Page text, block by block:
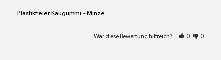
Plastikfreier Kaugummi Minze
War diese Bewertung hilfreich? 0 0